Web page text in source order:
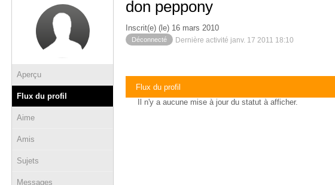
Aperçu
Flux du profil
Aime
Amis
Sujets
Messages
don peppony
Inscrit(e) (le) 16 mars 2010
Déconnecté Dernière activité janv. 17 2011 18:10
Flux du profil
Il n'y a aucune mise à jour du statut à afficher.